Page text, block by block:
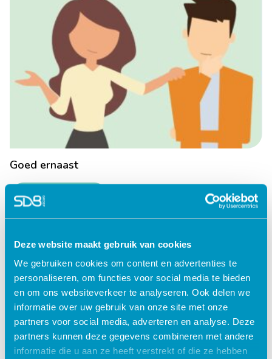
Deze website maakt gebruik van cookies
We gebruiken cookies om content en advertenties te
personaliseren, om functies voor social media te bieden
en om ons websiteverkeer te analyseren. Ook delen we
informatie over uw gebruik van onze site met onze
partners voor social media, adverteren en analyse. Deze
partners kunnen deze gegevens combineren met andere
informatie die u aan ze heeft verstrekt of die ze hebben
Goed ernaast
Lees verder